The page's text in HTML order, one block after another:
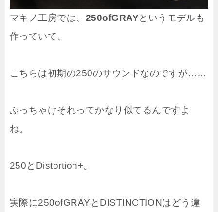
マキノ工房では、 250ofGRAYというモデルも
作っていて、
こちらは初期の250のサウンドなのですが……
ぶっちゃけそれってかなり似てるんですよ
ね。
250とDistortion+。
実際に250ofGRAYとDISTINCTIONはどう違